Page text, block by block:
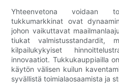
Yhteenvetona voidaan
tukkumarkkinat ovat
johon vaikuttavat
tiukat valmistusstandardit,
kilpailukykyiset
innovaatiot. Tukkukauppiailla
käytön välisen kuilun
syvällistä toimialaosaamista ja